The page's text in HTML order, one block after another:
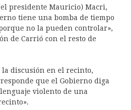
presidente Mauricio) Macri,
tiene una bomba de tiempo
no la pueden controlar»,
de Carrió con el resto de
la discusión en el recinto,
que el Gobierno diga
violento de una